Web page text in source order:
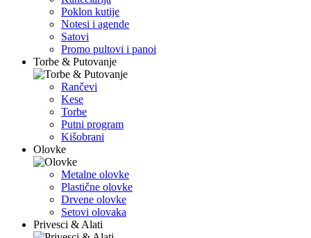
Poklon kutije
Notesi i agende
Satovi
Promo pultovi i panoi
Torbe & Putovanje
Rančevi
Kese
Torbe
Putni program
Kišobrani
Olovke
Metalne olovke
Plastične olovke
Drvene olovke
Setovi olovaka
Privesci & Alati